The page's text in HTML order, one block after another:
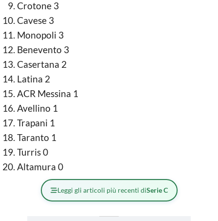
Crotone 3
Cavese 3
Monopoli 3
Benevento 3
Casertana 2
Latina 2
ACR Messina 1
Avellino 1
Trapani 1
Taranto 1
Turris 0
Altamura 0
Leggi gli articoli più recenti diSerie C